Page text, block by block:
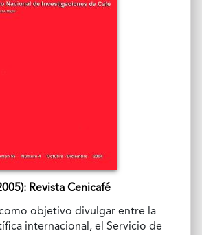
Revista Cenicafé
objetivo divulgar entre la
internacional, el Servicio de